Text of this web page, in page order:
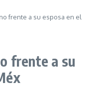
frente a su esposa en el
frente a su